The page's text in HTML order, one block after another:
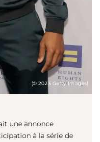
(© 2023 Getty Images)
une annonce
à la série de